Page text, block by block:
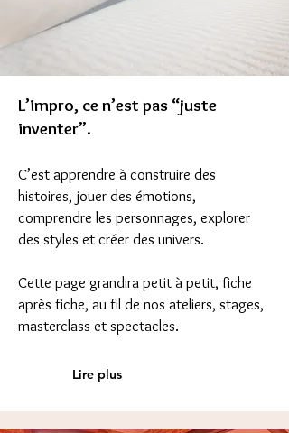
L’impro, ce n’est pas “juste
inventer”.
C’est apprendre à construire des
histoires, jouer des émotions,
comprendre les personnages, explorer
des styles et créer des univers.
Cette page grandira petit à petit, fiche
après fiche, au fil de nos ateliers, stages,
masterclass et spectacles.
Lire plus